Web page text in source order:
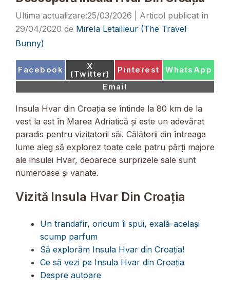
25/03/2026
29/04/2020 de Mirela Letailleur (The Travel
Bunny)
Share
Facebook Share
on
X
(Twitter) Share
Pinterest Share
WhatsApp
Share
on
Email
Insula Hvar din Croația se întinde la 80 km de la
vest la est în Marea Adriatică și este un adevărat
paradis pentru vizitatorii săi. Călătorii din întreaga
lume aleg să explorez toate cele patru părți majore
ale insulei Hvar, deoarece surprizele sale sunt
numeroase și variate.
Vizită Insula Hvar Din Croația
Un trandafir, oricum îi spui, exală-acelaşi
scump parfum
Să explorăm Insula Hvar din Croația!
Ce să vezi pe Insula Hvar din Croația
Despre autoare